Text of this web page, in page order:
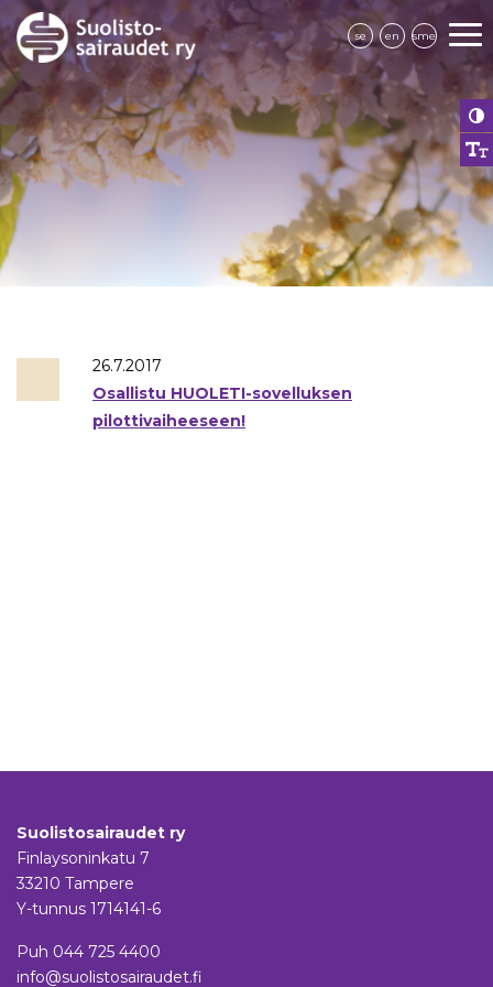
se en sme
26.7.2017
Osallistu HUOLETI-sovelluksen
pilottivaiheeseen!
Suolistosairaudet ry
Finlaysoninkatu 7
33210 Tampere
Y-tunnus 1714141-6
Puh 044 725 4400
info@suolistosairaudet.fi